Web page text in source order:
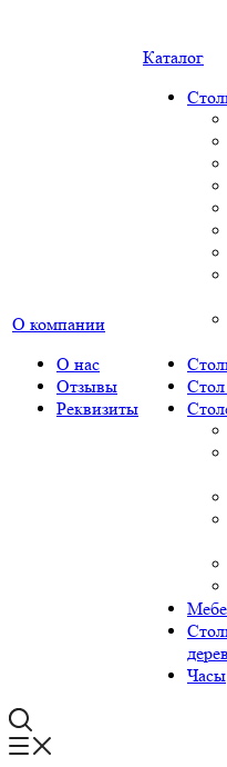
О компании
О нас
Отзывы
Реквизиты
Каталог
Стол
Часы